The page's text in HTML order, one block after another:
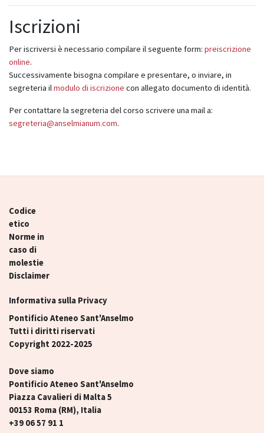
Iscrizioni
Per iscriversi è necessario compilare il seguente form: preiscrizione
online.
Successivamente bisogna compilare e presentare, o inviare, in
segreteria ilmodulo di iscrizione con allegato documento di identità.
Per contattare la segreteria del corso scrivere una mail a:
segreteria@anselmianum.com.
Codice
etico
Norme in
caso di
molestie
Disclaimer
Informativa sulla Privacy
Pontificio Ateneo Sant'Anselmo
Tutti i diritti riservati
Copyright 2022-2025
Dove siamo
Pontificio Ateneo Sant'Anselmo
Piazza Cavalieri di Malta 5
00153 Roma (RM), Italia
+39 06 57 91 1